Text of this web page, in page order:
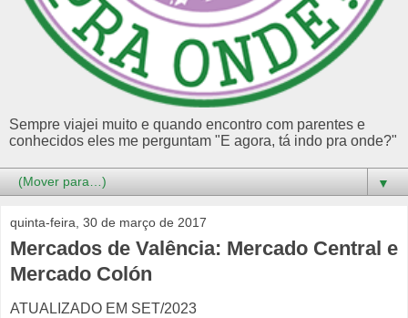
Sempre viajei muito e quando encontro com parentes e
conhecidos eles me perguntam "E agora, tá indo pra onde?"
▼
quinta-feira, 30 de março de 2017
Mercados de Valência: Mercado Central e
Mercado Colón
ATUALIZADO EM SET/2023